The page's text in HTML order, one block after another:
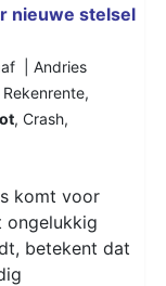
nieuwe stelsel
| Andries
Rekenrente,
, Crash,
komt voor
ongelukkig
betekent dat